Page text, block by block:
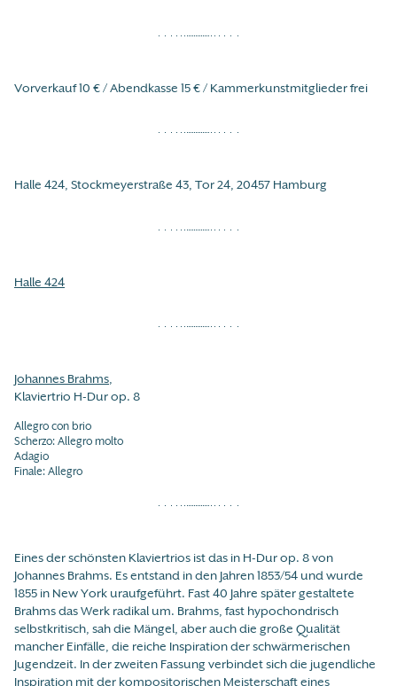
Vorverkauf 10 € / Abendkasse 15 € / Kammerkunstmitglieder frei
Halle 424, Stockmeyerstraße 43, Tor 24, 20457 Hamburg
Halle 424
Johannes Brahms,
Klaviertrio H-Dur op. 8
Allegro con brio
Scherzo: Allegro molto
Adagio
Finale: Allegro
Eines der schönsten Klaviertrios ist das in H-Dur op. 8 von
Johannes Brahms. Es entstand in den Jahren 1853/54 und wurde
1855 in New York uraufgeführt. Fast 40 Jahre später gestaltete
Brahms das Werk radikal um. Brahms, fast hypochondrisch
selbstkritisch, sah die Mängel, aber auch die große Qualität
mancher Einfälle, die reiche Inspiration der schwärmerischen
Jugendzeit. In der zweiten Fassung verbindet sich die jugendliche
Inspiration mit der kompositorischen Meisterschaft eines